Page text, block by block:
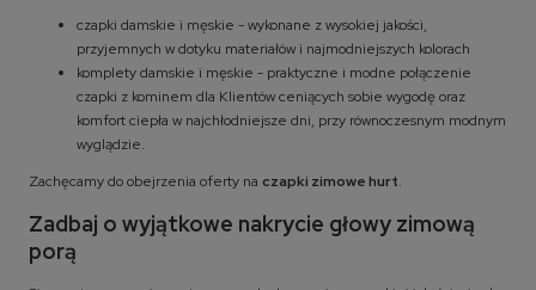
czapki damskie i męskie - wykonane z wysokiej jakości,
przyjemnych w dotyku materiałów i najmodniejszych kolorach
komplety damskie i męskie - praktyczne i modne połączenie
czapki z kominem dla Klientów ceniących sobie wygodę oraz
komfort ciepła w najchłodniejsze dni, przy równoczesnym modnym
wyglądzie.
Zachęcamy do obejrzenia oferty na czapki zimowe hurt.
Zadbaj o wyjątkowe nakrycie głowy zimową
porą